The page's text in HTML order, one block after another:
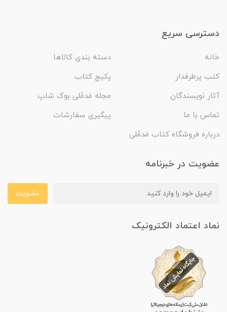
دسترسی سریع
خانه
دسته بندی کالاها
کتب پرطرفدار
پکیج کتاب
آثار نویسندگان
مجله مَدمُلی بوک شاپ
تماس با ما
پیگیری سفارشات
درباره فروشگاه کتاب مَدمُلی
عضویت در خبرنامه
عضویت
نماد اعتماد الکترونیک